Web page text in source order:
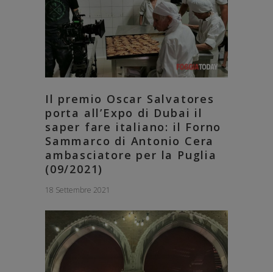
Il premio Oscar Salvatores
porta all’Expo di Dubai il
saper fare italiano: il Forno
Sammarco di Antonio Cera
ambasciatore per la Puglia
(09/2021)
18 Settembre 2021